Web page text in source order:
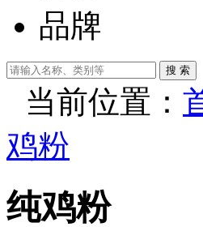
品牌
搜 索
当前位置：
鸡粉
纯鸡粉